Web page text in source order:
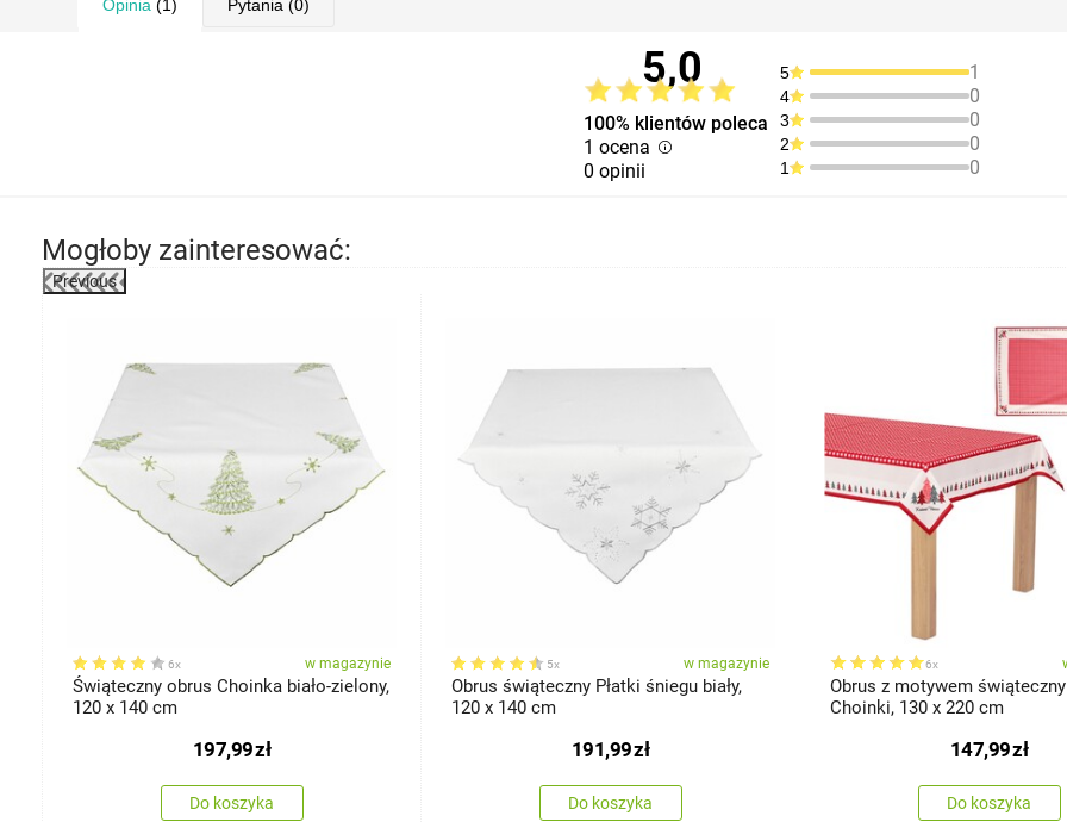
Opinia (1) Pytania (0)
5,0
100% klientów poleca
1 ocena
0 opinii
5 1
4 0
3 0
2 0
1 0
Mogłoby zainteresować:
Previous
6x w magazynie
Świąteczny obrus Choinka biało-zielony,
120 x 140 cm
197,99zł
Do koszyka
5x w magazynie
Obrus świąteczny Płatki śniegu biały,
120 x 140 cm
191,99zł
Do koszyka
6x
Obrus z motywem
Choinki, 130 x 220 cm
147,99zł
Do koszyka